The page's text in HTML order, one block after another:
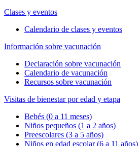
Clases y eventos
Calendario de clases y eventos
Información sobre vacunación
Declaración sobre vacunación
Calendario de vacunación
Recursos sobre vacunación
Visitas de bienestar por edad y etapa
Bebés (0 a 11 meses)
Niños pequeños (1 a 2 años)
Preescolares (3 a 5 años)
Niños en edad escolar (6 a 11 años)